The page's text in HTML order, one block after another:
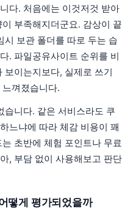
다. 처음에는 이것저것 받아
부족해지더군요. 감상이 끝
시 보관 폴더를 따로 두는 습
. 파일공유사이트 순위를 비
보이는지보다, 실제로 쓰기
껴졌습니다.
습니다. 같은 서비스라도 쿠
느냐에 따라 체감 비용이 꽤
초반에 체험 포인트나 무료
, 부담 없이 사용해보고 판단
떻게 평가되었을까